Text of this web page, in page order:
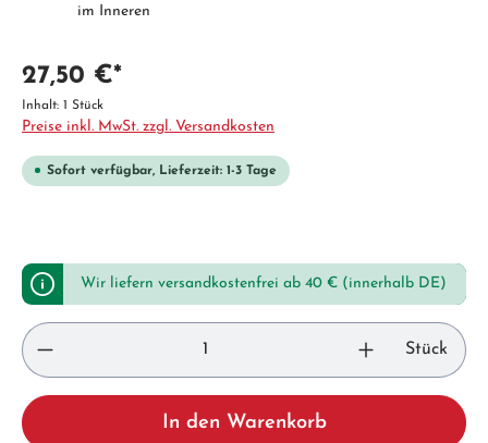
im Inneren
27,50 €*
Inhalt: 1 Stück
Preise inkl. MwSt. zzgl. Versandkosten
Sofort verfügbar, Lieferzeit: 1-3 Tage
Wir liefern versandkostenfrei ab 40 € (innerhalb DE)
Stück
In den Warenkorb